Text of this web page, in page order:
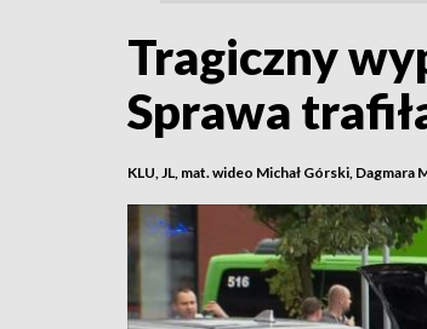
Tragiczny
Sprawa
KLU, JL, mat. wideo Michał Górski,